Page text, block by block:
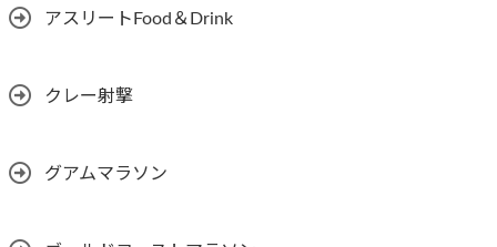
アスリートFood＆Drink
クレー射撃
グアムマラソン